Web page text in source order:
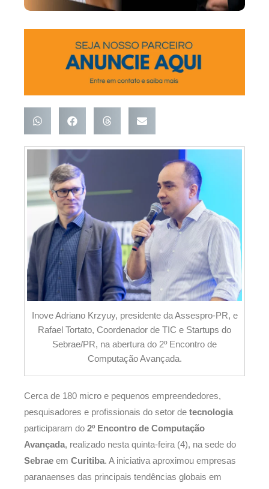
Inove Adriano Krzyuy, presidente da Assespro-PR, e
Rafael Tortato, Coordenador de TIC e Startups do
Sebrae/PR, na abertura do 2º Encontro de
Computação Avançada.
Cerca de 180 micro e pequenos empreendedores,
pesquisadores e profissionais do setor de tecnologia
participaram do 2º Encontro de Computação
Avançada, realizado nesta quinta-feira (4), na sede do
Sebrae em Curitiba. A iniciativa aproximou empresas
paranaenses das principais tendências globais em